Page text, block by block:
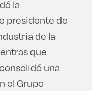
la
presidente de
de la
que
una
el Grupo